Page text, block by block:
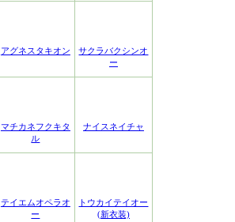
アグネスタキオン
サクラバクシンオ
ー
マチカネフクキタ
ル
ナイスネイチャ
テイエムオペラオ
ー
トウカイテイオー
(新衣装)